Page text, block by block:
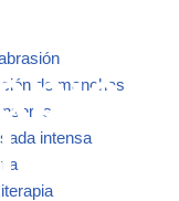
de manchas
intensa